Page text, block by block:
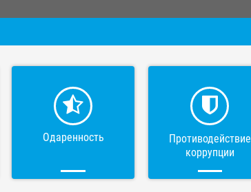
Одаренность
Противодействие
коррупции